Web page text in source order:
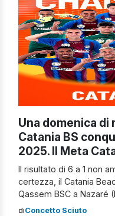
Una domenica di
Catania BS
2025. Il Meta
Il risultato di 6 a 1 non
certezza, il Catania
Qassem BSC a Nazaré
Winners Cup 2025
diConcetto Sciuto